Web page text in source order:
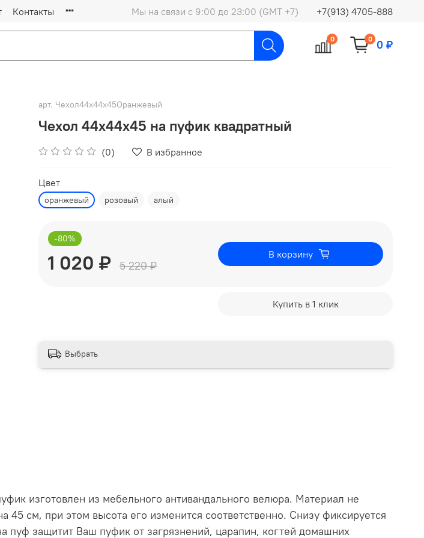
Контакты Мы на связи с 9:00 до 23:00 (GMT +7) +7(913) 4705-888
0 0 0 ₽
арт. Чехол44х44х45Оранжевый
Чехол 44х44х45 на пуфик квадратный
(0) В избранное
Цвет
оранжевый розовый алый
-80%
1 020 ₽ 5 220 ₽
В корзину
Купить в 1 клик
Выбрать
изготовлен из мебельного антивандального велюра. Материал не
см, при этом высота его изменится соответственно. Снизу фиксируется
защитит Ваш пуфик от загрязнений, царапин, когтей домашних